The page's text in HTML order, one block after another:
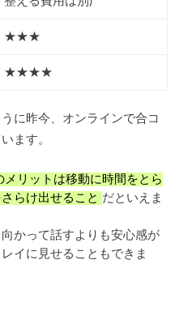
★★★
★★★★
に昨今、オンラインで合コ
ます。
リットは移動に時間をとら
らけ出せること だといえま
かって話すよりも安心感が
イに見せることもできま